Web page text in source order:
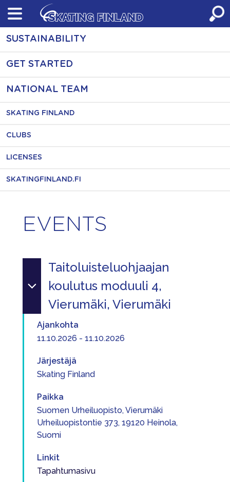
Skip
content
SUSTAINABILITY
GET STARTED
NATIONAL TEAM
SKATING FINLAND
CLUBS
LICENSES
SKATINGFINLAND.FI
EVENTS
Taitoluisteluohjaajan
koulutus moduuli 4,
Vierumäki, Vierumäki
Ajankohta
11.10.2026 - 11.10.2026
Järjestäjä
Skating Finland
Paikka
Suomen Urheiluopisto, Vierumäki
Urheiluopistontie 373, 19120 Heinola,
Suomi
Linkit
Tapahtumasivu